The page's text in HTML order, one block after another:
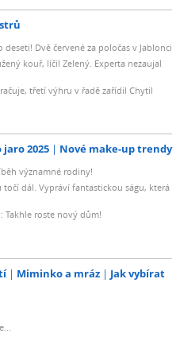
Dvě červené za poločas v Jablonci
kouř, líčil Zelený. Experta nezaujal
třetí výhru v řadě zařídil Chytil
2025 Nové make-up trendy
významné rodiny!
točí dál. Vypráví fantastickou ságu, která
Takhle roste nový dům!
Miminko a mráz
Jak vybírat